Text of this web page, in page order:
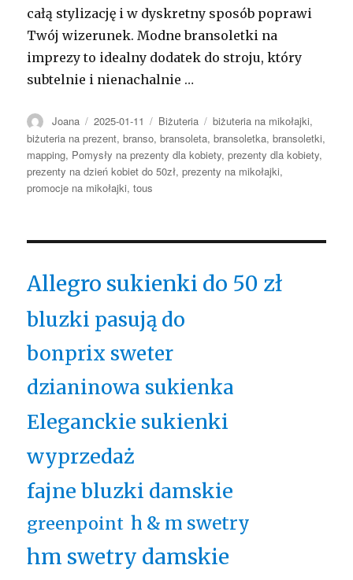
całą stylizację i w dyskretny sposób poprawi
Twój wizerunek. Modne bransoletki na
imprezy to idealny dodatek do stroju, który
subtelnie i nienachalnie …
Autor
Joana Opublikowano
2025-01-11 Kategorie
Biżuteria Tagi
biżuteria na mikołajki,
biżuteria na prezent,branso,bransoleta,bransoletka,bransoletki,
mapping, Pomysły na prezenty dla kobiety,prezenty dla kobiety,
prezenty na dzień kobiet do 50zł,prezenty na mikołajki,
promocje na mikołajki,tous
Allegro sukienki do 50 zł
bluzki pasują do
bonprix sweter
dzianinowa sukienka
Eleganckie sukienki
wyprzedaż
fajne bluzki damskie
greenpoint h & m swetry
hm swetry damskie